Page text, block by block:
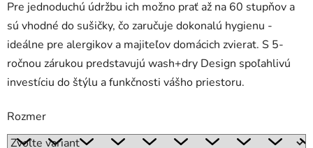
Pre jednoduchú údržbu ich možno prať až na 60 stupňov a
sú vhodné do sušičky, čo zaručuje dokonalú hygienu -
ideálne pre alergikov a majiteľov domácich zvierat. S 5-
ročnou zárukou predstavujú wash+dry Design spoľahlivú
investíciu do štýlu a funkčnosti vášho priestoru.
Rozmer